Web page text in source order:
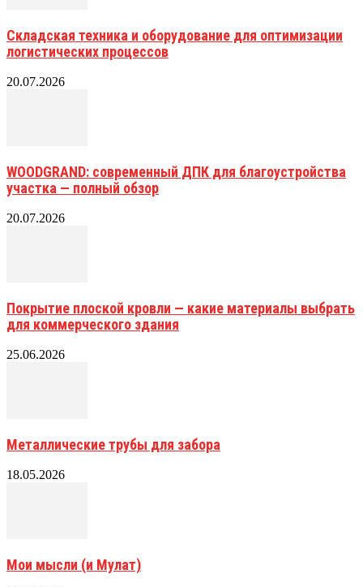
Складская техника и оборудование для оптимизации
логистических процессов
20.07.2026
WOODGRAND: современный ДПК для благоустройства
участка — полный обзор
20.07.2026
Покрытие плоской кровли — какие материалы выбрать
для коммерческого здания
25.06.2026
Металлические трубы для забора
18.05.2026
Мои мысли (и Мулат)